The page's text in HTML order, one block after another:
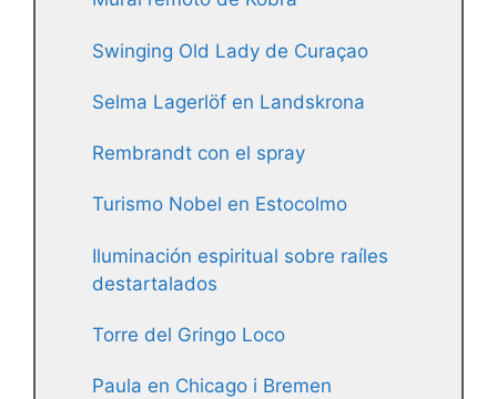
Swinging Old Lady de Curaçao
Selma Lagerlöf en Landskrona
Rembrandt con el spray
Turismo Nobel en Estocolmo
Iluminación espiritual sobre raíles
destartalados
Torre del Gringo Loco
Paula en Chicago i Bremen